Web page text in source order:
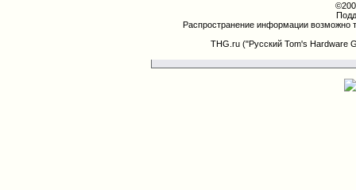
Распространение информации возможно
THG.ru ("Русский Tom's Hardware